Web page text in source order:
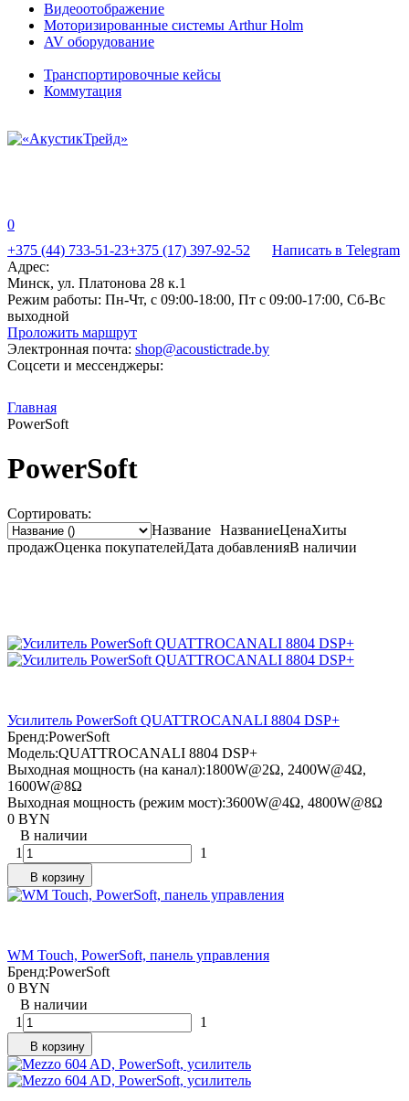
Видеоотображение
Моторизированные системы Arthur Holm
AV оборудование
Транспортировочные кейсы
Коммутация
0
+375 (44) 733-51-23+375 (17) 397-92-52
Написать в Telegram
Адрес:
Минск, ул. Платонова 28 к.1
Режим работы: Пн-Чт, с 09:00-18:00, Пт с 09:00-17:00, Сб-Вс
выходной
Проложить маршрут
Электронная почта: shop@acoustictrade.by
Соцсети и мессенджеры:
Главная
PowerSoft
PowerSoft
Сортировать:
Название НазваниеЦенаХиты
продажОценка покупателейДата добавленияВ наличии
Усилитель PowerSoft QUATTROCANALI 8804 DSP+
Бренд:PowerSoft
Модель:QUATTROCANALI 8804 DSP+
Выходная мощность (на канал):1800W@2Ω, 2400W@4Ω,
1600W@8Ω
Выходная мощность (режим мост):3600W@4Ω, 4800W@8Ω
0 BYN
В наличии
1
1
В корзину
WM Touch, PowerSoft, панель управления
Бренд:PowerSoft
0 BYN
В наличии
1
1
В корзину